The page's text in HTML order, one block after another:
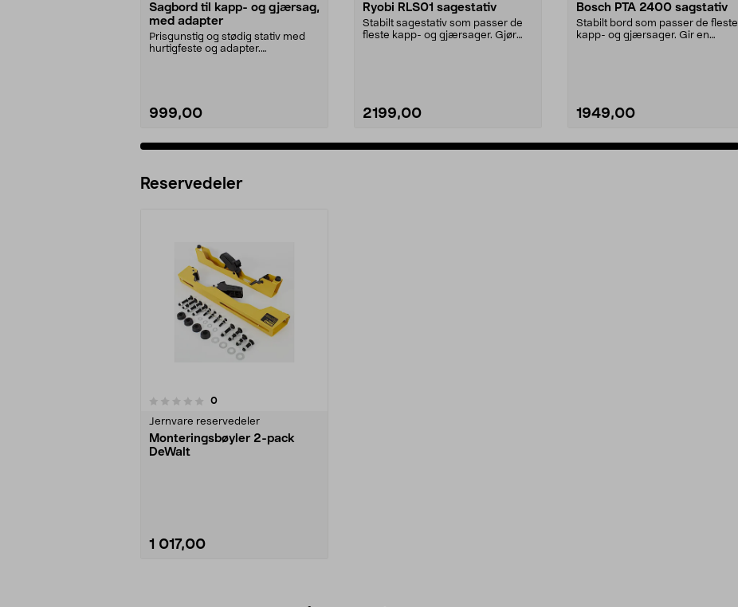
Sagbord til kapp- og gjærsag,
med adapter
Prisgunstig og stødig stativ med
hurtigfeste og adapter.
999,00
Ryobi RLS01 sagestativ
Stabilt sagestativ som passer de
fleste kapp- og gjærsager. Gjør
2199,00
Bosch PTA 2400 sagstativ
Stabilt bord som passer de fleste
kapp- og gjærsager. Gir en
1949,00
Reservedeler
0anmeldelser
Jernvare reservedeler
Monteringsbøyler 2-pack
DeWalt
1 017,00